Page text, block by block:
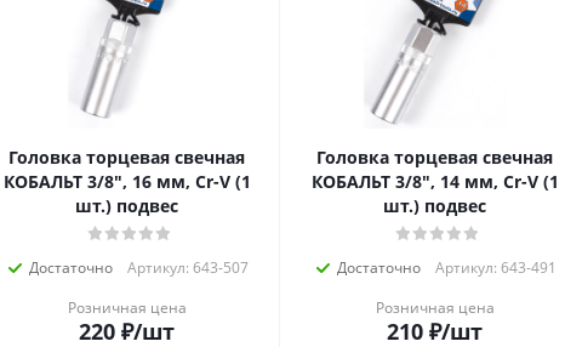
Головка торцевая свечная
КОБАЛЬТ 3/8", 16 мм, Cr-V (1
шт.) подвес
Достаточно
Артикул: 643-507
Розничная цена
220 ₽/шт
Головка торцевая свечная
КОБАЛЬТ 3/8", 14 мм, Cr-V (1
шт.) подвес
Достаточно
Артикул: 643-491
Розничная цена
210 ₽/шт